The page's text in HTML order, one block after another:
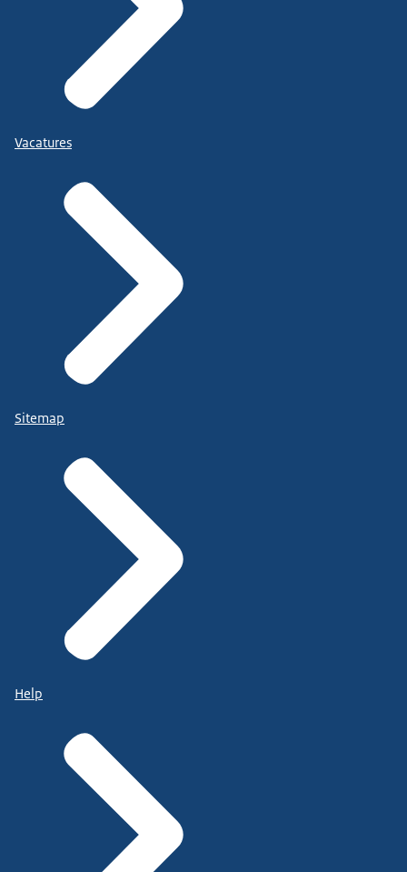
Vacatures
Sitemap
Help